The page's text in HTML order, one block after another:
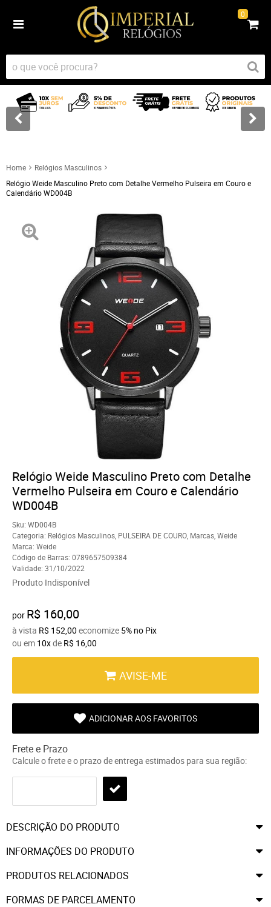
0
Home
Relógios Masculinos
Relógio Weide Masculino Preto com Detalhe Vermelho Pulseira em Couro e
Calendário WD004B
Relógio Weide Masculino Preto com Detalhe
Vermelho Pulseira em Couro e Calendário
WD004B
Sku: WD004B
Categoria: Relógios Masculinos PULSEIRA DE COURO Marcas Weide
Marca: Weide
Código de Barras: 0789657509384
Validade: 31/10/2022
Produto Indisponível
por R$ 160,00
à vista R$ 152,00 economize 5% no Pix
ou em 10xde R$ 16,00
AVISE-ME
ADICIONAR AOS FAVORITOS
Frete e Prazo
Calcule o frete e o prazo de entrega estimados para sua região:
DESCRIÇÃO DO PRODUTO
INFORMAÇÕES DO PRODUTO
PRODUTOS RELACIONADOS
FORMAS DE PARCELAMENTO